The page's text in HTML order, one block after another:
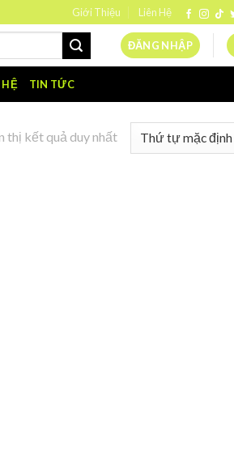
Giới Thiệu Liên Hệ
ĐĂNG NHẬP
HỆ TIN TỨC
thị kết quả duy nhất